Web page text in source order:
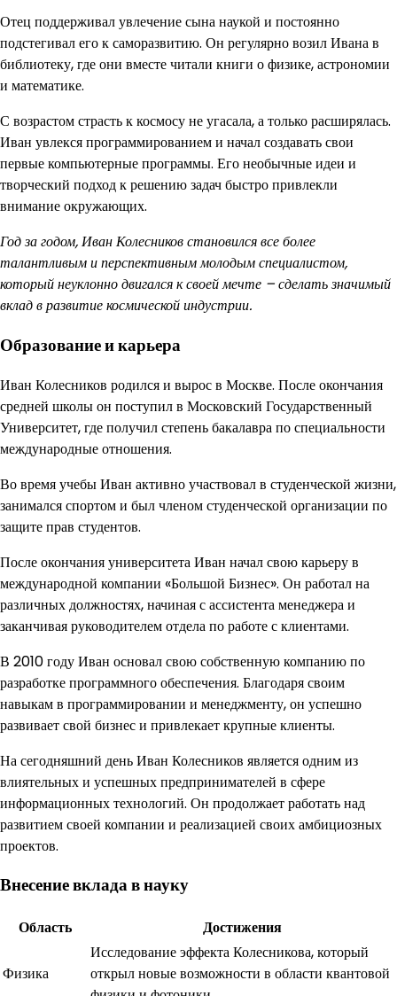
Отец поддерживал увлечение сына наукой и постоянно
подстегивал его к саморазвитию. Он регулярно возил Ивана в
библиотеку, где они вместе читали книги о физике, астрономии
и математике.
С возрастом страсть к космосу не угасала, а только расширялась.
Иван увлекся программированием и начал создавать свои
первые компьютерные программы. Его необычные идеи и
творческий подход к решению задач быстро привлекли
внимание окружающих.
Год за годом, Иван Колесников становился все более
талантливым и перспективным молодым специалистом,
который неуклонно двигался к своей мечте – сделать значимый
вклад в развитие космической индустрии.
Образование и карьера
Иван Колесников родился и вырос в Москве. После окончания
средней школы он поступил в Московский Государственный
Университет, где получил степень бакалавра по специальности
международные отношения.
Во время учебы Иван активно участвовал в студенческой жизни,
занимался спортом и был членом студенческой организации по
защите прав студентов.
После окончания университета Иван начал свою карьеру в
международной компании «Большой Бизнес». Он работал на
различных должностях, начиная с ассистента менеджера и
заканчивая руководителем отдела по работе с клиентами.
В 2010 году Иван основал свою собственную компанию по
разработке программного обеспечения. Благодаря своим
навыкам в программировании и менеджменту, он успешно
развивает свой бизнес и привлекает крупные клиенты.
На сегодняшний день Иван Колесников является одним из
влиятельных и успешных предпринимателей в сфере
информационных технологий. Он продолжает работать над
развитием своей компании и реализацией своих амбициозных
проектов.
Внесение вклада в науку
Область Достижения
Физика
Исследование эффекта Колесникова, который
открыл новые возможности в области квантовой